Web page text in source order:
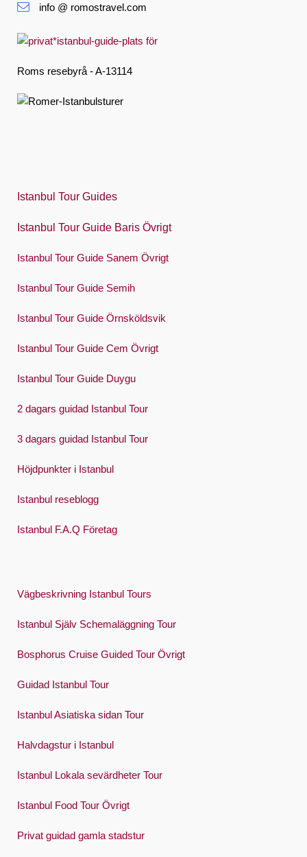
Suomi
Français
Italiano
Русский
Español
Swedish
Türkçe
info @ romostravel.com
Roms resebyrå - A-13114
Istanbul Tour Guides
Istanbul Tour Guide Baris Övrigt
Istanbul Tour Guide Sanem Övrigt
Istanbul Tour Guide Semih
Istanbul Tour Guide Örnsköldsvik
Istanbul Tour Guide Cem Övrigt
Istanbul Tour Guide Duygu
2 dagars guidad Istanbul Tour
3 dagars guidad Istanbul Tour
Höjdpunkter i Istanbul
Istanbul reseblogg
Istanbul F.A.Q Företag
Vägbeskrivning Istanbul Tours
Istanbul Själv Schemaläggning Tour
Bosphorus Cruise Guided Tour Övrigt
Guidad Istanbul Tour
Istanbul Asiatiska sidan Tour
Halvdagstur i Istanbul
Istanbul Lokala sevärdheter Tour
Istanbul Food Tour Övrigt
Privat guidad gamla stadstur